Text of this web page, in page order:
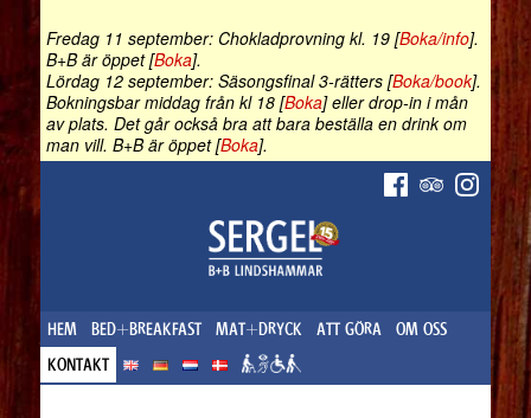
Fredag 11 september: Chokladprovning kl. 19 [Boka/info].
B+B är öppet [Boka].
Lördag 12 september: Säsongsfinal 3-rätters [Boka/book].
Bokningsbar middag från kl 18 [Boka] eller drop-in i mån
av plats. Det går också bra att bara beställa en drink om
man vill. B+B är öppet [Boka].
HEM BED+BREAKFAST MAT+DRYCK ATT GÖRA
OM OSS
KONTAKT